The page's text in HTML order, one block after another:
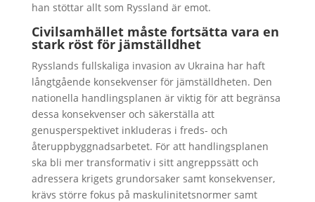
han stöttar allt som Ryssland är emot.
Civilsamhället måste fortsätta vara en
stark röst för jämställdhet
Rysslands fullskaliga invasion av Ukraina har haft
långtgående konsekvenser för jämställdheten. Den
nationella handlingsplanen är viktig för att begränsa
dessa konsekvenser och säkerställa att
genusperspektivet inkluderas i freds- och
återuppbyggnadsarbetet. För att handlingsplanen
ska bli mer transformativ i sitt angreppssätt och
adressera krigets grundorsaker samt konsekvenser,
krävs större fokus på maskulinitetsnormer samt